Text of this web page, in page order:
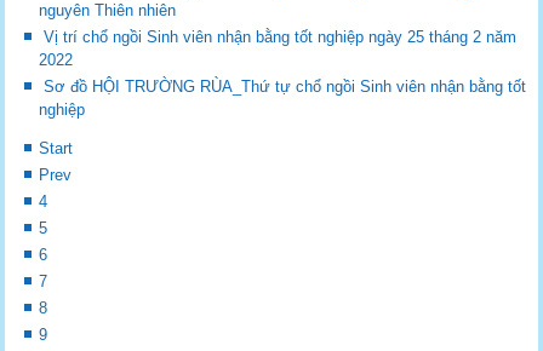
nguyên Thiên nhiên
Vị trí chổ ngồi Sinh viên nhận bằng tốt nghiệp ngày 25 tháng 2 năm
2022
Sơ đồ HỘI TRƯỜNG RÙA_Thứ tự chổ ngồi Sinh viên nhận bằng tốt
nghiệp
Start
Prev
4
5
6
7
8
9